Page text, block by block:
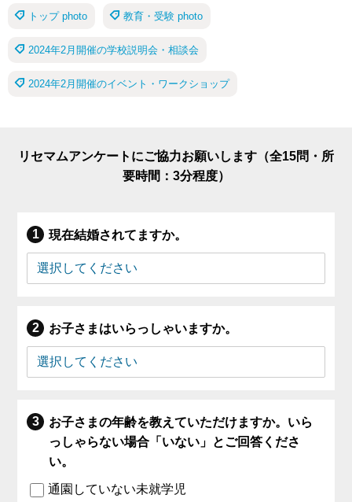
トップ photo 教育・受験 photo
2024年2月開催の学校説明会・相談会
2024年2月開催のイベント・ワークショップ
リセマムアンケートにご協力お願いします（全15問・所
要時間：3分程度）
現在結婚されてますか。
お子さまはいらっしゃいますか。
お子さまの年齢を教えていただけますか。いら
っしゃらない場合「いない」とご回答くださ
い。
通園していない未就学児